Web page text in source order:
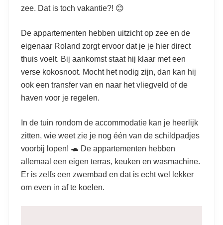
zee. Dat is toch vakantie?! 😊
De appartementen hebben uitzicht op zee en de
eigenaar Roland zorgt ervoor dat je je hier direct
thuis voelt. Bij aankomst staat hij klaar met een
verse kokosnoot. Mocht het nodig zijn, dan kan hij
ook een transfer van en naar het vliegveld of de
haven voor je regelen.
In de tuin rondom de accommodatie kan je heerlijk
zitten, wie weet zie je nog één van de schildpadjes
voorbij lopen! 🐢 De appartementen hebben
allemaal een eigen terras, keuken en wasmachine.
Er is zelfs een zwembad en dat is echt wel lekker
om even in af te koelen.